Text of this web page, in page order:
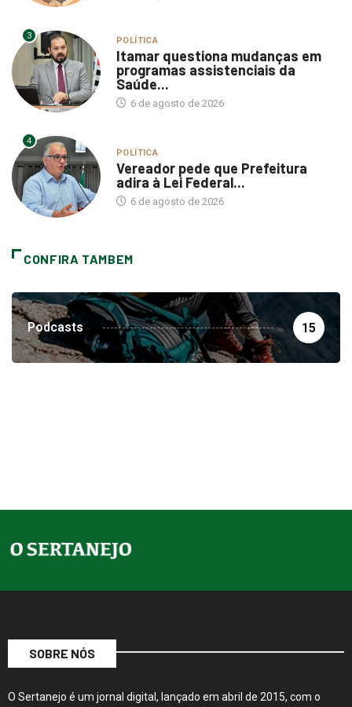
3 POLÍTICA
Itamar questiona mudanças em
programas assistenciais da
Saúde...
6 de agosto de 2026
4
POLÍTICA
Vereador pede que Prefeitura
adira à Lei Federal...
6 de agosto de 2026
CONFIRA TAMBEM
Podcasts 15
SOBRE NÓS
O Sertanejo é um jornal digital, lançado em abril de 2015, com o